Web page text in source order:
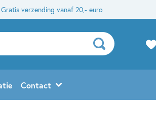
Gratis verzending vanaf 20,- euro
Contact